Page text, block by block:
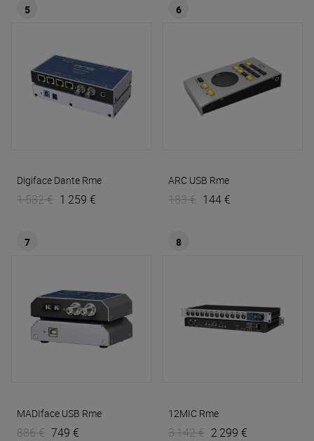
5
Digiface Dante Rme
1 582 € 1 259 €
6
ARC USB Rme
183 € 144 €
7
MADIface USB Rme
886 € 749 €
8
12MIC Rme
3 142 € 2 299 €